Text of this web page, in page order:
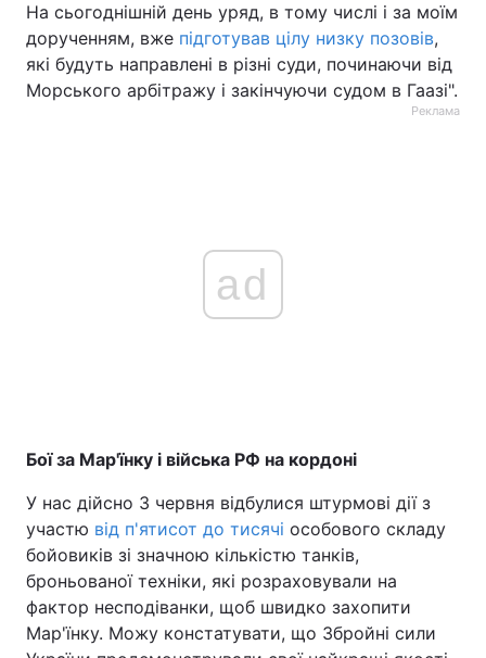
На сьогоднішній день уряд, в тому числі і за моїм
дорученням, вже підготував цілу низку позовів,
які будуть направлені в різні суди, починаючи від
Морського арбітражу і закінчуючи судом в Гаазі".
Реклама
ad
Бої за Мар'їнку і війська РФ на кордоні
У нас дійсно 3 червня відбулися штурмові дії з
участю від п'ятисот до тисячі особового складу
бойовиків зі значною кількістю танків,
броньованої техніки, які розраховували на
фактор несподіванки, щоб швидко захопити
Мар'їнку. Можу констатувати, що Збройні сили